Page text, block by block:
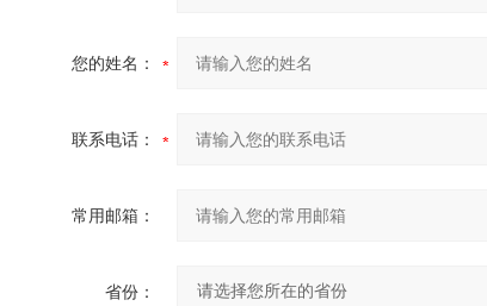
您的姓名：
联系电话：
常用邮箱：
省份：